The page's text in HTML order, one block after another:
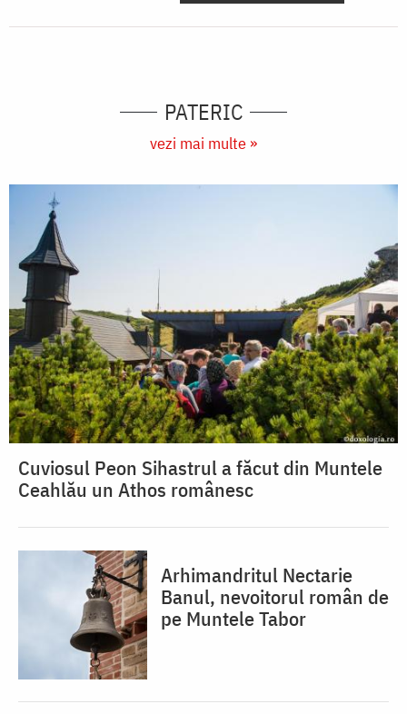
PATERIC
vezi mai multe »
Cuviosul Peon Sihastrul a făcut din Muntele
Ceahlău un Athos românesc
Arhimandritul Nectarie
Banul, nevoitorul român de
pe Muntele Tabor